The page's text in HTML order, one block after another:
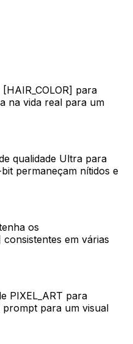
para
na vida real para um
qualidade Ultra para
permaneçam nítidos e
os
consistentes em várias
PIXEL_ART para
para um visual